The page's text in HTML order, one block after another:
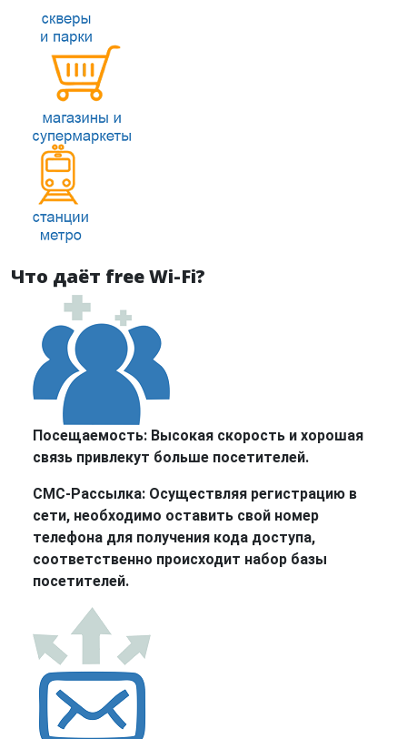
Что даёт free Wi-Fi?
Посещаемость: Высокая скорость и хорошая
связь привлекут больше посетителей.
СМС-Рассылка: Осуществляя регистрацию в
сети, необходимо оставить свой номер
телефона для получения кода доступа,
соответственно происходит набор базы
посетителей.